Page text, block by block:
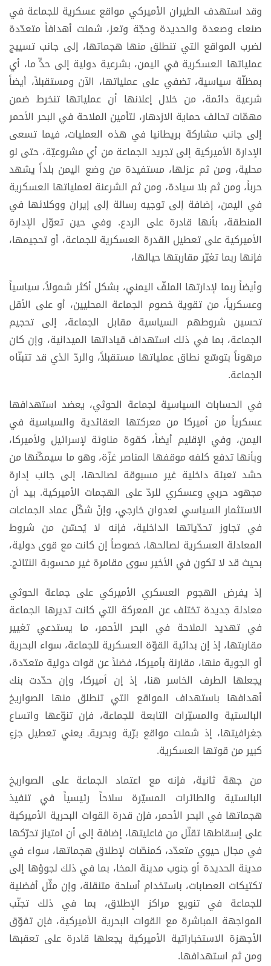
وقد استهدف الطيران الأميركي مواقع عسكرية للجماعة في
صنعاء وصعدة والحديدة وحجّة وتعز، شملت أهدافاً متعدّدة
لضرب المواقع التي تنطلق منها هجماتها، إلى جانب تسييج
عملياتها العسكرية في اليمن، بشرعية دولية إلى حدٍّ ما، أي
بمظلّة سياسية، تضفي على عملياتها، الآن ومستقبلاً، أيضاً
شرعية دائمة، من خلال إعلانها أن عملياتها تنخرط ضمن
مهمّات تحالف حماية الازدهار، لتأمين الملاحة في البحر الأحمر
إلى جانب مشاركة بريطانيا في هذه العمليات، فيما تسعى
الإدارة الأميركية إلى تجريد الجماعة من أي مشروعيّة، حتى لو
محلية، ومن ثم عزلها، مستفيدة من وضع اليمن بلداً يشهد
حرباً، ومن ثم بلا سيادة، ومن ثم الشرعنة لعملياتها العسكرية
في اليمن، إضافة إلى توجيه رسالة إلى إيران ووكلائها في
المنطقة، بأنها قادرة على الردع. وفي حين تعوّل الإدارة
الأميركية على تعطيل القدرة العسكرية للجماعة، أو تحجيمها،
فإنها ربما تغيّر مقاربتها حيالها،
وأيضاً ربما لإدارتها الملفّ اليمني، بشكل أكثر شمولاً، سياسياً
وعسكرياً، من تقوية خصوم الجماعة المحليين، أو على الأقل
تحسين شروطهم السياسية مقابل الجماعة، إلى تحجيم
الجماعة، بما في ذلك استهداف قياداتها الميدانية، وإن كان
مرهوناً بتوسّع نطاق عملياتها مستقبلاً، والردّ الذي قد تتبنّاه
الجماعة.
في الحسابات السياسية لجماعة الحوثي، يعضد استهدافها
عسكرياً من أميركا من معركتها العقائدية والسياسية في
اليمن، وفي الإقليم أيضاً، كقوة مناوئة لإسرائيل ولأميركا،
وبأنها تدفع كلفه موقفها المناصر غزّة، وهو ما سيمكّنها من
حشد تعبئة داخلية غير مسبوقة لصالحها، إلى جانب إدارة
مجهود حربي وعسكري للردّ على الهجمات الأميركية. بيد أن
الاستثمار السياسي لعدوان خارجي، وإنْ شكّل عماد الجماعات
في تجاوز تحدّياتها الداخلية، فإنه لا يُحسّن من شروط
المعادلة العسكرية لصالحها، خصوصاً إن كانت مع قوى دولية،
بحيث قد لا تكون في الأخير سوى مقامرة غير محسوبة النتائج.
إذ يفرض الهجوم العسكري الأميركي على جماعة الحوثي
معادلة جديدة تختلف عن المعركة التي كانت تديرها الجماعة
في تهديد الملاحة في البحر الأحمر، ما يستدعي تغيير
مقاربتها، إذ إن بدائية القوّة العسكرية للجماعة، سواء البحرية
أو الجوية منها، مقارنة بأميركا، فضلاً عن قوات دولية متعدّدة،
يجعلها الطرف الخاسر هنا، إذ إن أميركا، وإن حدّدت بنك
أهدافها باستهداف المواقع التي تنطلق منها الصواريخ
البالستية والمسيّرات التابعة للجماعة، فإن تنوّعها واتساع
جغرافيتها، إذ شملت مواقع برّية وبحريةـ يعني تعطيل جزءٍ
كبير من قوتها العسكرية.
من جهة ثانية، فإنه مع اعتماد الجماعة على الصواريخ
البالستية والطائرات المسيّرة سلاحاً رئيسياً في تنفيذ
هجماتها في البحر الأحمر، فإن قدرة القوات البحرية الأميركية
على إسقاطها تقلّل من فاعليتها، إضافة إلى أن امتياز تحرّكها
في مجال حيوي متعدّد، كمنصّات لإطلاق هجماتها، سواء في
مدينة الحديدة أو جنوب مدينة المخا، بما في ذلك لجوؤها إلى
تكتيكات العصابات، باستخدام أسلحة متنقلة، وإن مثّل أفضلية
للجماعة في تنويع مراكز الإطلاق، بما في ذلك تجنّب
المواجهة المباشرة مع القوات البحرية الأميركية، فإن تفوّق
الأجهزة الاستخباراتية الأميركية يجعلها قادرة على تعقبها
ومن ثم استهدافها.